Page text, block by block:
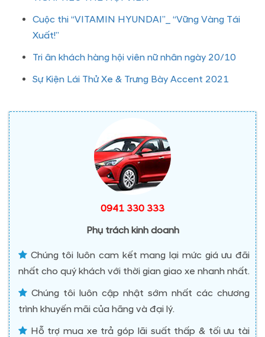
Cuộc thi “VITAMIN HYUNDAI”_ “Vững Vàng Tái
Xuất!”
Tri ân khách hàng hội viên nữ nhân ngày 20/10
Sự Kiện Lái Thử Xe & Trưng Bày Accent 2021
0941 330 333
Phụ trách kinh doanh
Chúng tôi luôn cam kết mang lại mức giá ưu đãi
nhất cho quý khách với thời gian giao xe nhanh nhất.
Chúng tôi luôn cập nhật sớm nhất các chương
trình khuyến mãi của hãng và đại lý.
Hỗ trợ mua xe trả góp lãi suất thấp & tối ưu tài